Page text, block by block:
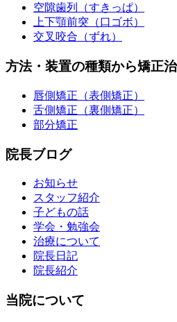
空隙歯列（すきっぱ）
上下顎前突（口ゴボ）
交叉咬合（ずれ）
方法・装置の種類から矯正
唇側矯正（表側矯正）
舌側矯正（裏側矯正）
部分矯正
院長ブログ
お知らせ
スタッフ紹介
子どもの話
学会・勉強会
治療について
院長日記
院長紹介
当院について